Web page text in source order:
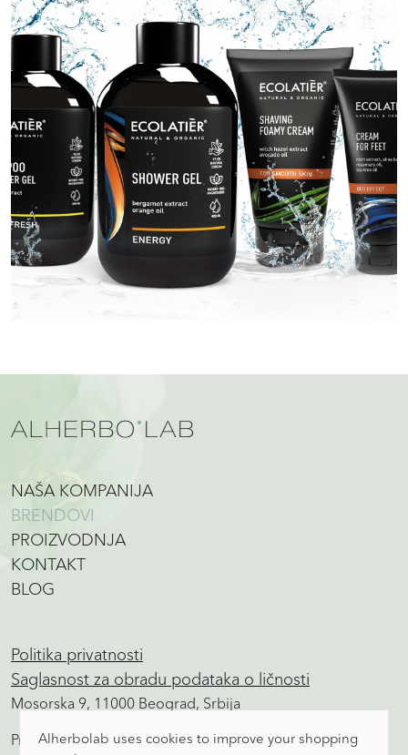
NAŠA KOMPANIJA
BRENDOVI
PROIZVODNJA
KONTAKT
BLOG
Politika privatnosti
Saglasnost za obradu podataka o ličnosti
Mosorska 9, 11000 Beograd, Srbija
Proizvodnja, prodaja, magacin
Alherbolab uses cookies to improve your shopping